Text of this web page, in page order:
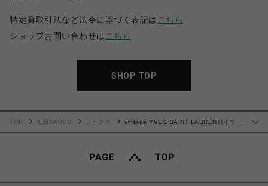
特定商取引法など法令に基づく表記は こちら
ショップお問い合わせは こちら
SHOP TOP
TOP 仙台PARCO ノークス
vintage YVES SAINT LAURENT(イヴ・